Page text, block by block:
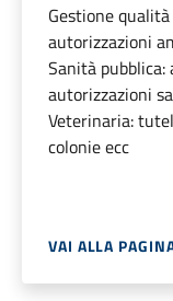
Gestione
autorizzazioni
Sanità
autorizzazioni
Veterinaria:
colonie ecc
VAI ALLA